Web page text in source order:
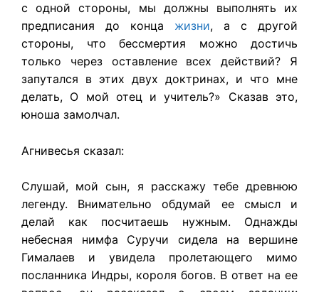
с одной стороны, мы должны выполнять их
предписания до конца жизни, а с другой
стороны, что бессмертия можно достичь
только через оставление всех действий? Я
запутался в этих двух доктринах, и что мне
делать, О мой отец и учитель?» Сказав это,
юноша замолчал.
Агнивесья сказал:
Слушай, мой сын, я расскажу тебе древнюю
легенду. Внимательно обдумай ее смысл и
делай как посчитаешь нужным. Однажды
небесная нимфа Суручи сидела на вершине
Гималаев и увидела пролетающего мимо
посланника Индры, короля богов. В ответ на ее